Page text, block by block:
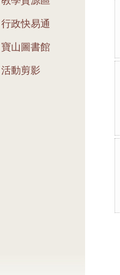
行政快易通
寶山圖書館
活動剪影